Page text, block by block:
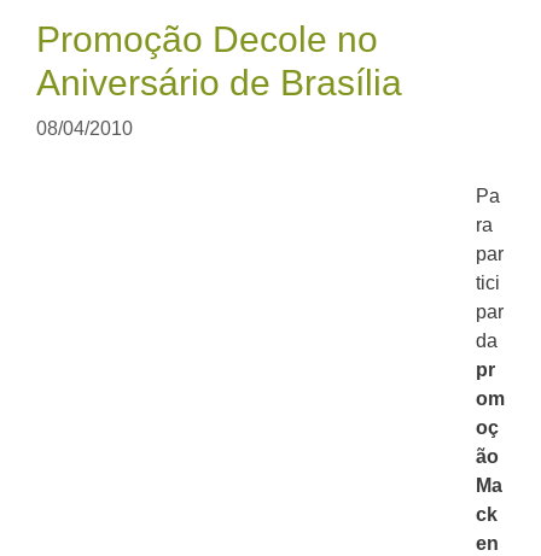
Promoção Decole no
Aniversário de Brasília
08/04/2010
Pa
ra
par
tici
par
da
pr
om
oç
ão
Ma
ck
en